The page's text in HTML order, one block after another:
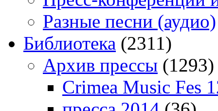
Разные песни (аудио)
Библиотека (2311)
Архив прессы (1293)
Crimea Music Fes